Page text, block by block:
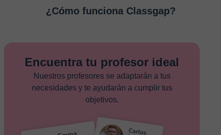
¿Cómo funciona Classgap?
Encuentra tu profesor ideal
Nuestros profesores se adaptarán a tus
necesidades y te ayudarán a cumplir tus
objetivos.